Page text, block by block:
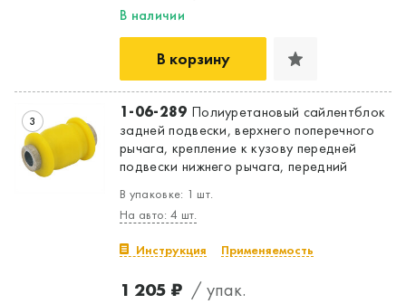
В наличии
В корзину
3 1-06-289 Полиуретановый сайлентблок
задней подвески, верхнего поперечного
рычага, крепление к кузову передней
подвески нижнего рычага, передний
В упаковке: 1 шт.
На авто: 4 шт.
Инструкция Применяемость
1 205 ₽ / упак.